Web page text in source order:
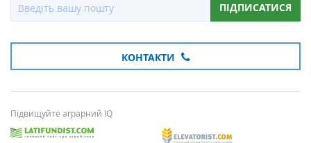
ПІДПИСАТИСЯ
КОНТАКТИ
Підвищуйте аграрний IQ